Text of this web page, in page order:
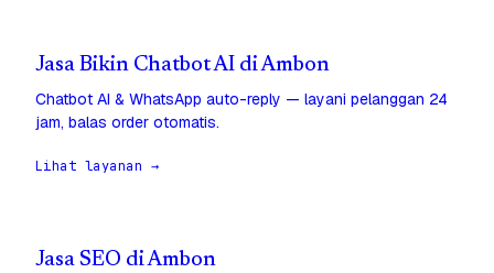
Jasa Bikin Chatbot AI di Ambon
Chatbot AI & WhatsApp auto-reply — layani pelanggan 24
jam, balas order otomatis.
Lihat layanan →
Jasa SEO di Ambon